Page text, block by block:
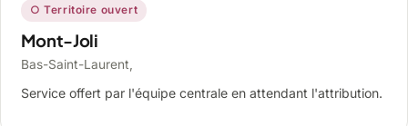
○ Territoire ouvert
Mont-Joli
Bas-Saint-Laurent,
Service offert par l'équipe centrale en attendant l'attribution.